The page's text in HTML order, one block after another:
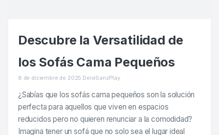
Descubre la Versatilidad de
los Sofás Cama Pequeños
8 de diciembre de 2025·DeiviSanzPlay
¿Sabías que los sofás cama pequeños son la solución
perfecta para aquellos que viven en espacios
reducidos pero no quieren renunciar a la comodidad?
Imagina tener un sofá que no solo sea el lugar ideal